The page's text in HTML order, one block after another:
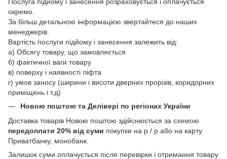
Послуга підйому і занесення розраховується і оплачується
окремо.
За більш детальною інформацією звертайтеся до наших
менеджерів.
Вартість послуги підйому і занесення залежить від:
а) Обсягу товару, що замовляється
б) фактичної ваги товару
в) поверху і наявності ліфта
г) умов заносу (ширини і висоти дверних прорізів, коридорних
приміщень і т.д)
Новою поштою та Делівері по регіонах України
Доставка товарів Новою поштою здійснюється за схемою
передоплати 20% від суми покупки на р / р або на карту
Приватбанку, монобанк.
Залишок суми оплачується після перевірки і отримання товару